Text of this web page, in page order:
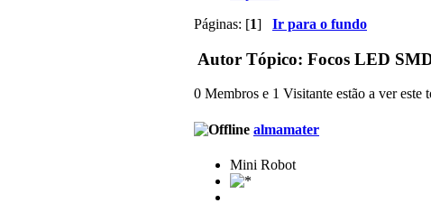
Páginas: [1] Ir para o fundo
Autor Tópico: Focos LED
0 Membros e 1 Visitante estão a ver este
almamater
Mini Robot